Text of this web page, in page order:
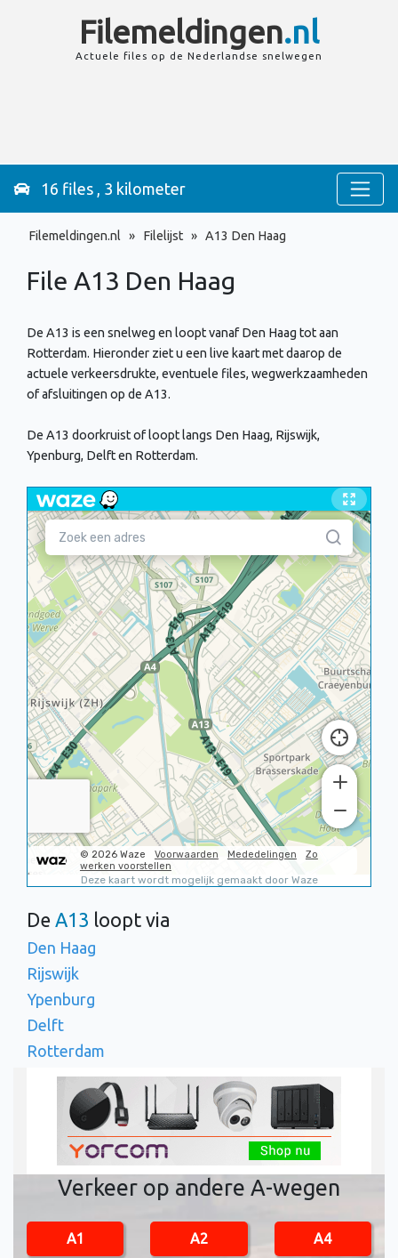
Filemeldingen.nl
Actuele files op de Nederlandse snelwegen
16 files , 3 kilometer
Filemeldingen.nl » Filelijst » A13 Den Haag
File A13 Den Haag
De A13 is een snelweg en loopt vanaf Den Haag tot aan
Rotterdam. Hieronder ziet u een live kaart met daarop de
actuele verkeersdrukte, eventuele files, wegwerkzaamheden
of afsluitingen op de A13.
De A13 doorkruist of loopt langs Den Haag, Rijswijk,
Ypenburg, Delft en Rotterdam.
De A13 loopt via
Den Haag
Rijswijk
Ypenburg
Delft
Rotterdam
Verkeer op andere A-wegen
A1 A2 A4